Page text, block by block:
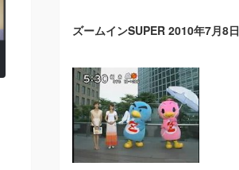
ズームインSUPER 2010年7月8日